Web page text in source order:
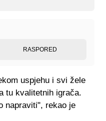
RASPORED
uspjehu i svi žele
tu kvalitetnih igrača.
napraviti", rekao je